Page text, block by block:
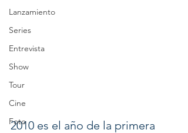
Lanzamiento
Series
Entrevista
Show
Tour
Cine
Foto
2010 es el año de la primera